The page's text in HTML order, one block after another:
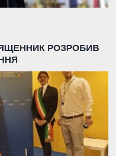
РОЗРОБИВ